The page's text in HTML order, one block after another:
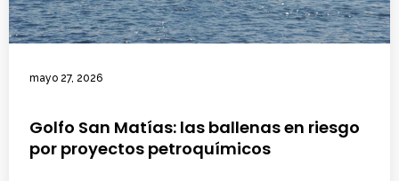
mayo 27, 2026
Golfo San Matías: las ballenas en riesgo
por proyectos petroquímicos